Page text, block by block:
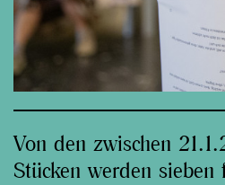
Von den zwischen
Stücken werden